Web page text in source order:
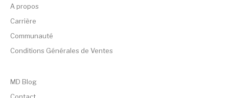
A propos
Carrière
Communauté
Conditions Générales de Ventes
MD Blog